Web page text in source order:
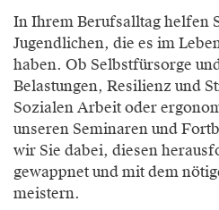
In Ihrem Berufsalltag helfen
Jugendlichen, die es im
haben. Ob Selbstfürsorge
Belastungen, Resilienz und
Sozialen Arbeit oder
unseren Seminaren und
wir Sie dabei, diesen
gewappnet und mit dem
meistern.